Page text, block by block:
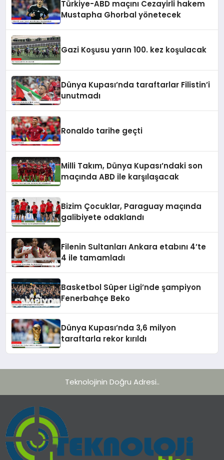
Türkiye-ABD maçını Cezayirli hakem
Mustapha Ghorbal yönetecek
Gazi Koşusu yarın 100. kez koşulacak
Dünya Kupası’nda taraftarlar Filistin’i
unutmadı
Ronaldo tarihe geçti
Milli Takım, Dünya Kupası’ndaki son
maçında ABD ile karşılaşacak
Bizim Çocuklar, Paraguay maçında
galibiyete odaklandı
Filenin Sultanları Ankara etabını 4’te
4 ile tamamladı
Basketbol Süper Ligi’nde şampiyon
Fenerbahçe Beko
Dünya Kupası’nda 3,6 milyon
taraftarla rekor kırıldı
Teknolojinin Doğru Adresi..